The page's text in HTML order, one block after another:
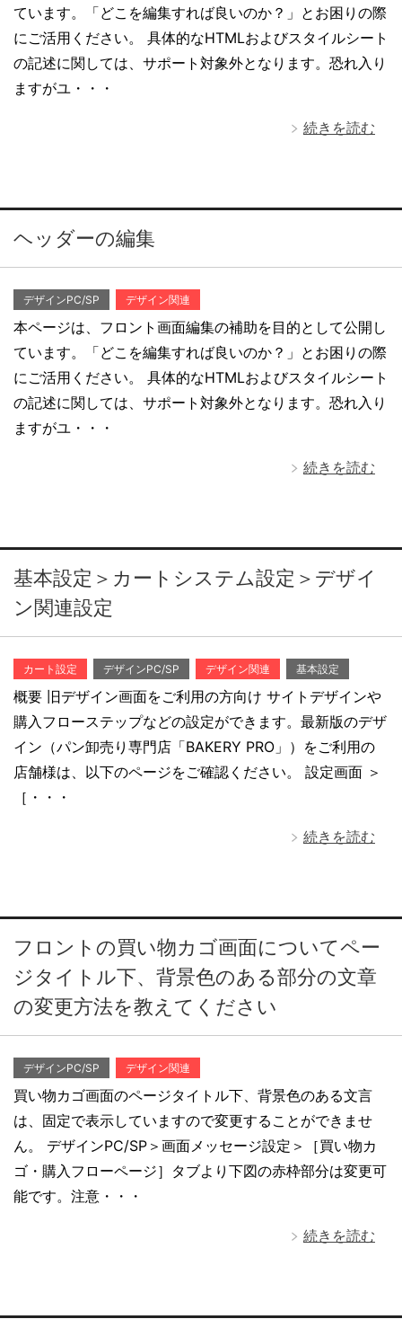
ています。「どこを編集すれば良いのか？」とお困りの際
にご活用ください。 具体的なHTMLおよびスタイルシート
の記述に関しては、サポート対象外となります。恐れ入り
ますがユ・・・
続きを読む
ヘッダーの編集
デザインPC/SP デザイン関連
本ページは、フロント画面編集の補助を目的として公開し
ています。「どこを編集すれば良いのか？」とお困りの際
にご活用ください。 具体的なHTMLおよびスタイルシート
の記述に関しては、サポート対象外となります。恐れ入り
ますがユ・・・
続きを読む
基本設定＞カートシステム設定＞デザイ
ン関連設定
カート設定 デザインPC/SP デザイン関連 基本設定
概要 旧デザイン画面をご利用の方向け サイトデザインや
購入フローステップなどの設定ができます。最新版のデザ
イン（パン卸売り専門店「BAKERY PRO」）をご利用の
店舗様は、以下のページをご確認ください。 設定画面 ＞
［・・・
続きを読む
フロントの買い物カゴ画面についてペー
ジタイトル下、背景色のある部分の文章
の変更方法を教えてください
デザインPC/SP デザイン関連
買い物カゴ画面のページタイトル下、背景色のある文言
は、固定で表示していますので変更することができませ
ん。 デザインPC/SP＞画面メッセージ設定＞［買い物カ
ゴ・購入フローページ］タブより下図の赤枠部分は変更可
能です。注意・・・
続きを読む